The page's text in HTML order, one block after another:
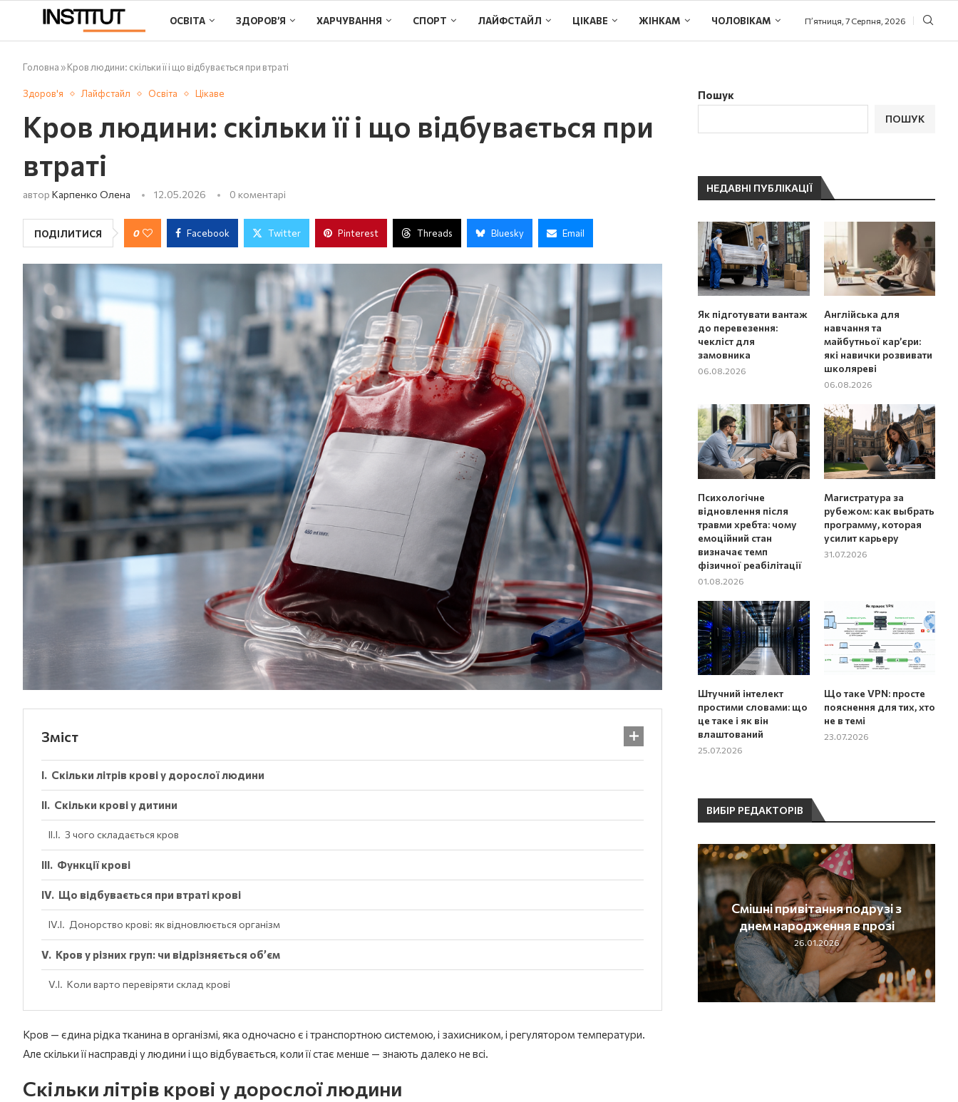
ОСВІТА ЗДОРОВ’Я ХАРЧУВАННЯ СПОРТ ЛАЙФСТАЙЛ ЦІКАВЕ ЖІНКАМ ЧОЛОВІКАМ П’ятниця, 7 Серпня, 2026
Головна »Кров людини: скільки її і що відбувається при втраті
Здоров'я Лайфстайл Освіта Цікаве
Кров людини: скільки її і що відбувається при
втраті
автор Карпенко Олена 12.05.2026 0 коментарі
ПОДІЛИТИСЯ 0 Facebook Twitter Pinterest Threads Bluesky Email
Зміст
Скільки літрів крові у дорослої людини
Скільки крові у дитини
З чого складається кров
Функції крові
Що відбувається при втраті крові
Донорство крові: як відновлюється організм
Кров у різних груп: чи відрізняється об’єм
Коли варто перевіряти склад крові
Кров — єдина рідка тканина в організмі, яка одночасно є і транспортною системою, і захисником, і регулятором температури.
Але скільки її насправді у людини і що відбувається, коли її стає менше — знають далеко не всі.
Скільки літрів крові у дорослої людини
Пошук
ПОШУК
НЕДАВНІ ПУБЛІКАЦІЇ
Як підготувати вантаж
до перевезення:
чекліст для
замовника
06.08.2026
Англійська для
навчання та
майбутньої кар’єри:
які навички розвивати
школяреві
06.08.2026
Психологічне
відновлення після
травми хребта: чому
емоційний стан
визначає темп
фізичної реабілітації
01.08.2026
Магистратура за
рубежом: как выбрать
программу, которая
усилит карьеру
31.07.2026
Штучний інтелект
простими словами: що
це таке і як він
влаштований
25.07.2026
Що таке VPN: просте
пояснення для тих, хто
не в темі
23.07.2026
ВИБІР РЕДАКТОРІВ
Душевні привітання з днем
26.01.2026
Смішні привітання подрузі з
днем народження в прозі
26.01.2026